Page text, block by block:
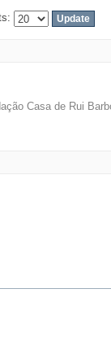
Casa de Rui